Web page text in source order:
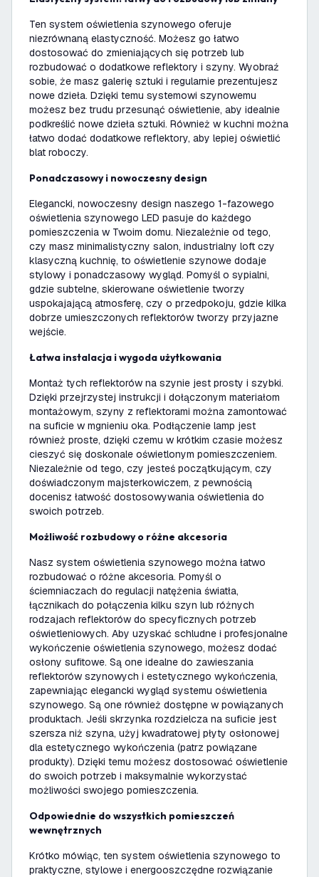
Ten system oświetlenia szynowego oferuje
niezrównaną elastyczność. Możesz go łatwo
dostosować do zmieniających się potrzeb lub
rozbudować o dodatkowe reflektory i szyny. Wyobraź
sobie, że masz galerię sztuki i regularnie prezentujesz
nowe dzieła. Dzięki temu systemowi szynowemu
możesz bez trudu przesunąć oświetlenie, aby idealnie
podkreślić nowe dzieła sztuki. Również w kuchni można
łatwo dodać dodatkowe reflektory, aby lepiej oświetlić
blat roboczy.
Ponadczasowy i nowoczesny design
Elegancki, nowoczesny design naszego 1-fazowego
oświetlenia szynowego LED pasuje do każdego
pomieszczenia w Twoim domu. Niezależnie od tego,
czy masz minimalistyczny salon, industrialny loft czy
klasyczną kuchnię, to oświetlenie szynowe dodaje
stylowy i ponadczasowy wygląd. Pomyśl o sypialni,
gdzie subtelne, skierowane oświetlenie tworzy
uspokajającą atmosferę, czy o przedpokoju, gdzie kilka
dobrze umieszczonych reflektorów tworzy przyjazne
wejście.
Łatwa instalacja i wygoda użytkowania
Montaż tych reflektorów na szynie jest prosty i szybki.
Dzięki przejrzystej instrukcji i dołączonym materiałom
montażowym, szyny z reflektorami można zamontować
na suficie w mgnieniu oka. Podłączenie lamp jest
również proste, dzięki czemu w krótkim czasie możesz
cieszyć się doskonale oświetlonym pomieszczeniem.
Niezależnie od tego, czy jesteś początkującym, czy
doświadczonym majsterkowiczem, z pewnością
docenisz łatwość dostosowywania oświetlenia do
swoich potrzeb.
Możliwość rozbudowy o różne akcesoria
Nasz system oświetlenia szynowego można łatwo
rozbudować o różne akcesoria. Pomyśl o
ściemniaczach do regulacji natężenia światła,
łącznikach do połączenia kilku szyn lub różnych
rodzajach reflektorów do specyficznych potrzeb
oświetleniowych. Aby uzyskać schludne i profesjonalne
wykończenie oświetlenia szynowego, możesz dodać
osłony sufitowe. Są one idealne do zawieszania
reflektorów szynowych i estetycznego wykończenia,
zapewniając elegancki wygląd systemu oświetlenia
szynowego. Są one również dostępne w powiązanych
produktach. Jeśli skrzynka rozdzielcza na suficie jest
szersza niż szyna, użyj kwadratowej płyty osłonowej
dla estetycznego wykończenia (patrz powiązane
produkty). Dzięki temu możesz dostosować oświetlenie
do swoich potrzeb i maksymalnie wykorzystać
możliwości swojego pomieszczenia.
Odpowiednie do wszystkich pomieszczeń
wewnętrznych
Krótko mówiąc, ten system oświetlenia szynowego to
praktyczne, stylowe i energooszczędne rozwiązanie